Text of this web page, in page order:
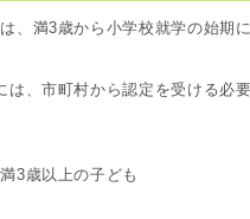
、満3歳から小学校就学の始期
、市町村から認定を受ける必要
3歳以上の子ども